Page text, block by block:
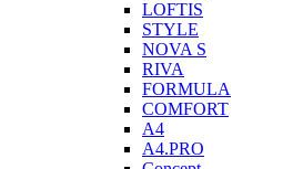
LOFTIS
STYLE
NOVA S
RIVA
FORMULA
COMFORT
A4
A4.PRO